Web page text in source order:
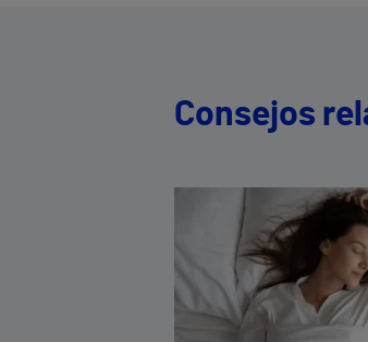
Consejos